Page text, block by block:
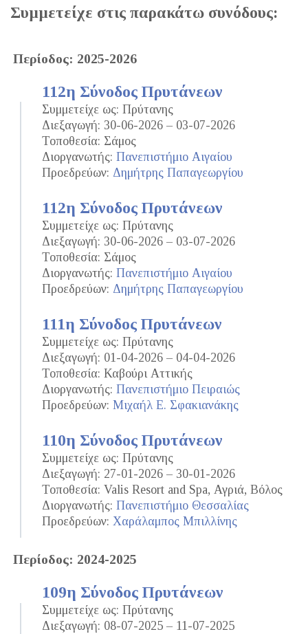
Συμμετείχε στις παρακάτω συνόδους:
Περίοδος: 2025-2026
112η Σύνοδος Πρυτάνεων
Συμμετείχε ως: Πρύτανης
Διεξαγωγή: 30-06-2026 – 03-07-2026
Τοποθεσία: Σάμος
Διοργανωτής: Πανεπιστήμιο Αιγαίου
Προεδρεύων: Δημήτρης Παπαγεωργίου
112η Σύνοδος Πρυτάνεων
Συμμετείχε ως: Πρύτανης
Διεξαγωγή: 30-06-2026 – 03-07-2026
Τοποθεσία: Σάμος
Διοργανωτής: Πανεπιστήμιο Αιγαίου
Προεδρεύων: Δημήτρης Παπαγεωργίου
111η Σύνοδος Πρυτάνεων
Συμμετείχε ως: Πρύτανης
Διεξαγωγή: 01-04-2026 – 04-04-2026
Τοποθεσία: Καβούρι Αττικής
Διοργανωτής: Πανεπιστήμιο Πειραιώς
Προεδρεύων: Μιχαήλ Ε. Σφακιανάκης
110η Σύνοδος Πρυτάνεων
Συμμετείχε ως: Πρύτανης
Διεξαγωγή: 27-01-2026 – 30-01-2026
Τοποθεσία: Valis Resort and Spa, Αγριά, Βόλος
Διοργανωτής: Πανεπιστήμιο Θεσσαλίας
Προεδρεύων: Χαράλαμπος Μπιλλίνης
Περίοδος: 2024-2025
109η Σύνοδος Πρυτάνεων
Συμμετείχε ως: Πρύτανης
Διεξαγωγή: 08-07-2025 – 11-07-2025